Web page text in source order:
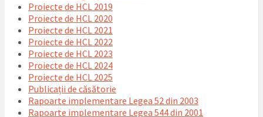
Proiecte de HCL 2019
Proiecte de HCL 2020
Proiecte de HCL 2021
Proiecte de HCL 2022
Proiecte de HCL 2023
Proiecte de HCL 2024
Proiecte de HCL 2025
Publicații de căsătorie
Rapoarte implementare Legea 52 din 2003
Rapoarte implementare Legea 544 din 2001